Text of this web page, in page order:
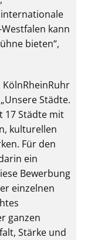
kann
bieten“,
Städte.
17 Städte mit
kulturellen
Für den
ein
Bewerbung
einzelnen
ganzen
Stärke und